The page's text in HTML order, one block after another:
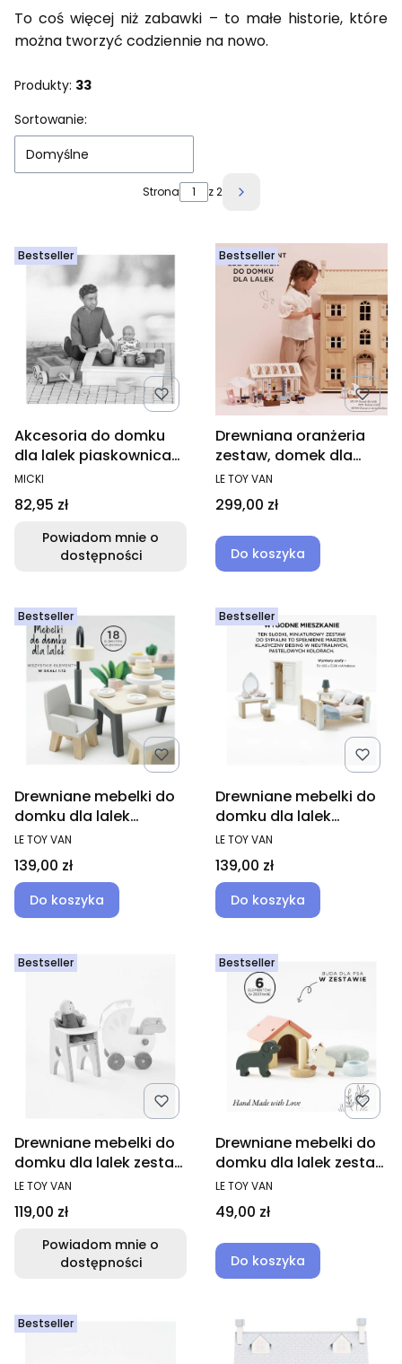
To coś więcej niż zabawki – to małe historie, które
można tworzyć codziennie na nowo.
Produkty: 33
Lista produktów
Sortowanie:
Domyślne
Strona z 2 Następne produkty
Bestseller
Akcesoria do domku
dla lalek piaskownica
zestaw zabawek dla
dzieci
PRODUCENT
MICKI
Cena
82,95 zł
Powiadom mnie o
dostępności
Bestseller
Drewniana oranżeria
zestaw, domek dla
lalek
PRODUCENT
LE TOY VAN
Cena
299,00 zł
Do koszyka
Bestseller
Drewniane mebelki do
domku dla lalek
jadalnia Daisylane
PRODUCENT
LE TOY VAN
Cena
139,00 zł
Do koszyka
Bestseller
Drewniane mebelki do
domku dla lalek
sypialnia Daisylane
PRODUCENT
LE TOY VAN
Cena
139,00 zł
Do koszyka
Bestseller
Drewniane mebelki do
domku dla lalek zestaw
z lalką
PRODUCENT
LE TOY VAN
Cena
119,00 zł
Powiadom mnie o
dostępności
Bestseller
Drewniane mebelki do
domku dla lalek zestaw
zwierzątka
PRODUCENT
LE TOY VAN
Cena
49,00 zł
Do koszyka
Bestseller